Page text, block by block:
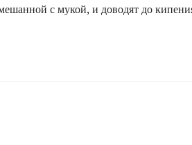
с мукой, и доводят до